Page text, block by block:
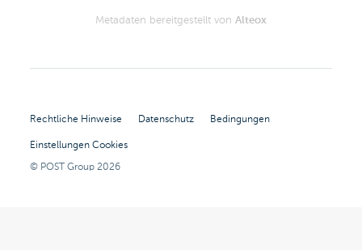
Metadaten bereitgestellt von Alteox
Rechtliche Hinweise Datenschutz Bedingungen
Einstellungen Cookies
© POST Group2026